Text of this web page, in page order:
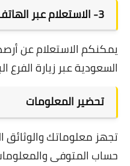
3- الاستعلام عبر الهاتف
يمكنكم الاستعلام عن
السعودية عبر زيارة الفرع
تحضير المعلومات
تجهز معلوماتك والوثائق
حساب المتوفى